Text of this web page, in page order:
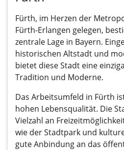
Fürth, im Herzen der
Fürth-Erlangen gelegen,
zentrale Lage in Bayern.
historischen Altstadt und
bietet diese Stadt eine
Tradition und Moderne.
Das Arbeitsumfeld in Fürth
hohen Lebensqualität. Die
Vielzahl an
wie der Stadtpark und
gute Anbindung an das